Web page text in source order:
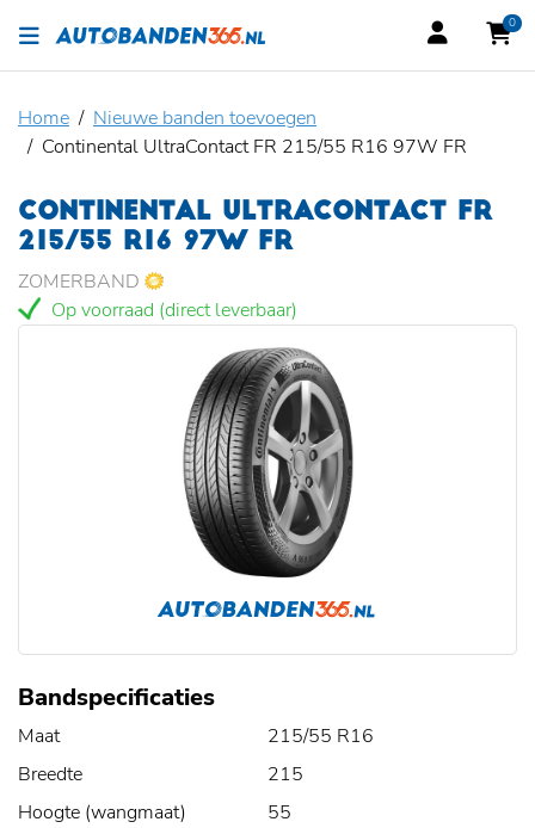
0
Home
Nieuwe banden toevoegen
Continental UltraContact FR 215/55 R16 97W FR
CONTINENTAL ULTRACONTACT FR
215/55 R16 97W FR
ZOMERBAND
Op voorraad (direct leverbaar)
Bandspecificaties
Maat
215/55 R16
Breedte
215
Hoogte (wangmaat)
55